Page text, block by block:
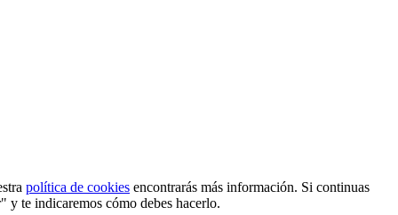
política de cookies encontrarás más información. Si continuas
y te indicaremos cómo debes hacerlo.